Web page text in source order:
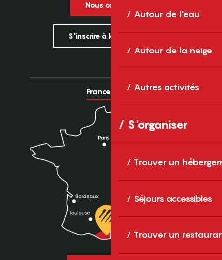
Autour de l'eau
Autour de la neige
Autres activités
S'organiser
Trouver un
Séjours accessibles
Trouver un
Nous contacter
S'inscrire à la newsletter
France Europe